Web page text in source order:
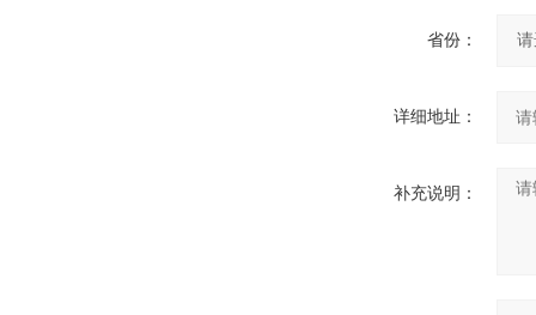
省份：
详细地址：
补充说明：